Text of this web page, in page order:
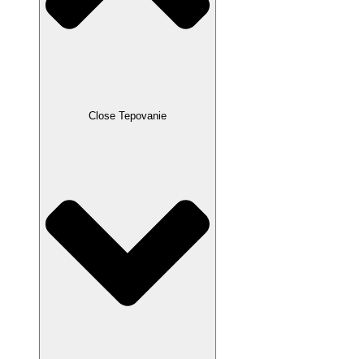
Close Tepovanie